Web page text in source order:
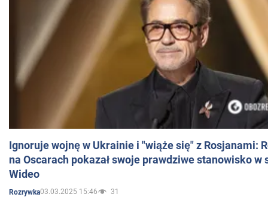
Ignoruje wojnę w Ukrainie i "wiąże się" z Rosjanami:
na Oscarach pokazał swoje prawdziwe stanowisko w
Wideo
Rozrywka03.03.2025 15:46 31